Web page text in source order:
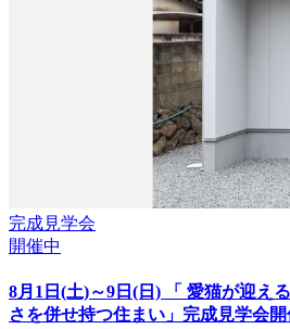
完成見学会
開催中
8月1日(土)～9日(日) 「 愛猫が迎え
さを併せ持つ住まい」完成見学会開